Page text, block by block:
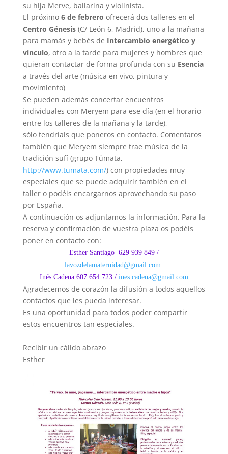
su hija Merve, bailarina y violinista.
El próximo 6 de febrero ofrecerá dos talleres en el
Centro Génesis(C/ León 6, Madrid), uno a la mañana
para mamás y bebés de Intercambio energético y
vínculo, otro a la tarde para mujeres y hombres que
quieran contactar de forma profunda con su Esencia
a través del arte (música en vivo, pintura y
movimiento)
Se pueden además concertar encuentros
individuales con Meryem para ese día (en el horario
entre los talleres de la mañana y la tarde),
sólo tendríais que poneros en contacto. Comentaros
también que Meryem siempre trae música de la
tradición sufí (grupo Tümata,
http://www.tumata.com/) con propiedades muy
especiales que se puede adquirir también en el
taller o podéis encargarnos aprovechando su paso
por España.
A continuación os adjuntamos la información. Para la
reserva y confirmación de vuestra plaza os podéis
poner en contacto con:
Esther Santiago 629 939 849 /
lavozdelamaternidad@gmail.com
Inés Cadena 607 654 723 / ines.cadena@gmail.com
Agradecemos de corazón la difusión a todos aquellos
contactos que les pueda interesar.
Es una oportunidad para todos poder compartir
estos encuentros tan especiales.
Recibir un cálido abrazo
Esther